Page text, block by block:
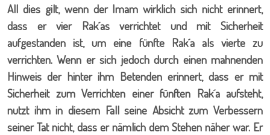
All dies gilt, wenn der Imam wirklich sich nicht erinnert,
dass er vier Rak´as verrichtet und mit Sicherheit
aufgestanden ist, um eine fünfte Rak´a als vierte zu
verrichten. Wenn er sich jedoch durch einen mahnenden
Hinweis der hinter ihm Betenden erinnert, dass er mit
Sicherheit zum Verrichten einer fünften Rak´a aufsteht,
nutzt ihm in diesem Fall seine Absicht zum Verbessern
seiner Tat nicht, dass er nämlich dem Stehen näher war. Er